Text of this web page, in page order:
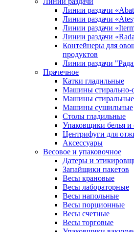
Линии раздачи
Линии раздачи
Линии раздачи
Линии раздачи
Контейнеры для
продуктов
Линии раздачи
Прачечное
Катки гладильные
Машины стирально-
Машины стиральные
Машины сушильные
Столы гладильные
Упаковщики белья
Центрифуги для
Аксессуары
Весовое и упаковочное
Датеры и
Запайщики пакетов
Весы крановые
Весы лабораторные
Весы напольные
Весы порционные
Весы счетные
Весы торговые